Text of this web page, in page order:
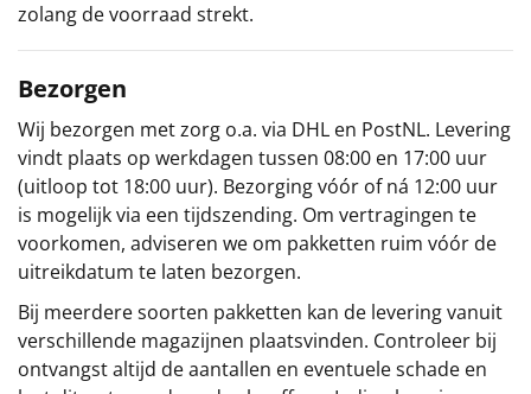
zolang de voorraad strekt.
Bezorgen
Wij bezorgen met zorg o.a. via DHL en PostNL. Levering
vindt plaats op werkdagen tussen 08:00 en 17:00 uur
(uitloop tot 18:00 uur). Bezorging vóór of ná 12:00 uur
is mogelijk via een tijdszending. Om vertragingen te
voorkomen, adviseren we om pakketten ruim vóór de
uitreikdatum te laten bezorgen.
Bij meerdere soorten pakketten kan de levering vanuit
verschillende magazijnen plaatsvinden. Controleer bij
ontvangst altijd de aantallen en eventuele schade en